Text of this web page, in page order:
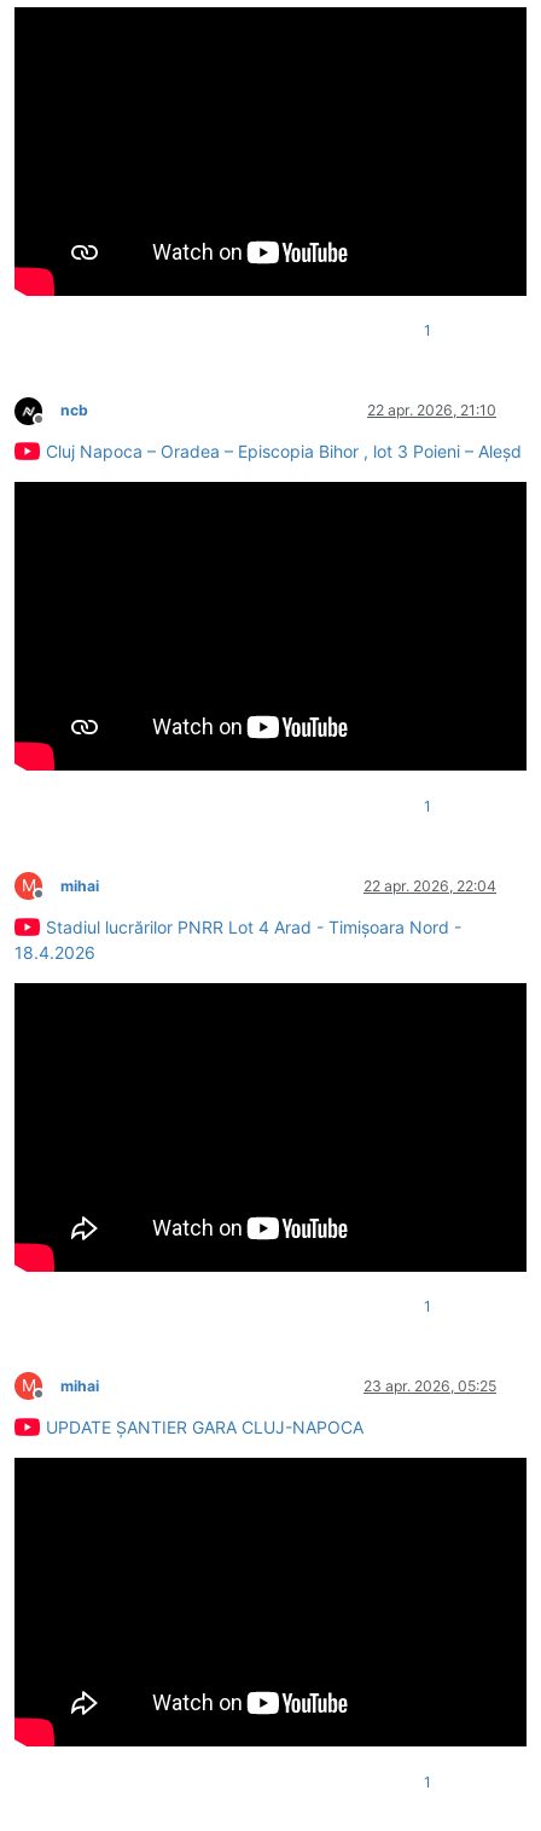
1
Deconectat
ncb 22 apr. 2026, 21:10
Cluj Napoca – Oradea – Episcopia Bihor , lot 3 Poieni – Aleșd
1
M
Deconectat
mihai 22 apr. 2026, 22:04
Stadiul lucrărilor PNRR Lot 4 Arad - Timișoara Nord -
18.4.2026
1
M
Deconectat
mihai 23 apr. 2026, 05:25
UPDATE ȘANTIER GARA CLUJ-NAPOCA
1